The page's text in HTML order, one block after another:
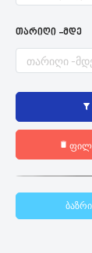
თარიღი -მდე